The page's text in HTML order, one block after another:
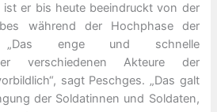
er bis heute beeindruckt von der
während der Hochphase der
„Das enge und schnelle
verschiedenen Akteure der
sagt Peschges. „Das galt
der Soldatinnen und Soldaten,